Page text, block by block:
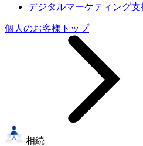
デジタルマーケティング支
個人のお客様トップ
相続